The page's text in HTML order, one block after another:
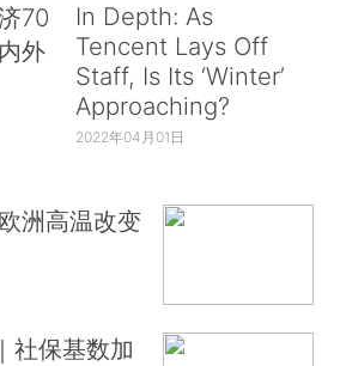
70
外
In Depth: As
Tencent Lays Off
Staff, Is Its ‘Winter’
Approaching?
2022年04月01日
洲高温改变
社保基数加